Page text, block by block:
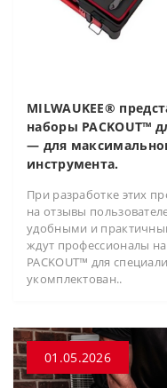
MILWAUKEE®
наборы PACKOUT™
— для
инструмента.
При разработке этих
на отзывы
удобными и
ждут профессионалы
PACKOUT™ для
укомплектован..
01.05.2026